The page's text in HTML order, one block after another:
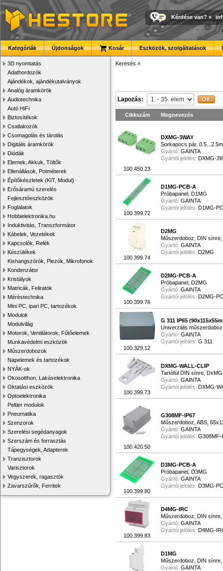
Kérdése van? »
Kategóriák Újdonságok Kosár Eszközök, szolgáltatások
3D nyomtatás
Adathordozók
Ajándékok, ajándékutalványok
Analóg áramkörök
Audiotechnika
Autó HiFi
Biztosítékok
Csatlakozók
Csomagolás és tárolás
Digitális áramkörök
Diódák
Elemek, Akkuk, Töltők
Ellenállások, Potméterek
Építőkészletek (KIT, Modul)
Erősáramú szerelés
Fejlesztőeszközök
Foglalatok
Hobbielektronika.hu
Induktivitás, Transzformátor
Kábelek, Vezetékek
Kapcsolók, Relék
Készülékek
Kishangszórók, Piezók, Mikrofonok
Kondenzátor
Kristályok
Matricák, Feliratok
Méréstechnika
Mini PC, ipari PC, tartozékok
Modulok
Modulvilág
Motorok, Ventilátorok, Fűtőelemek
Munkavédelmi eszközök
Műszerdobozok
Napelemek és tartozékok
NYÁK-ok
Okosotthon, Lakáselektronika
Oktatási eszközök
Optoelektronika
Peltier modulok
Pneumatika
Szenzorok
Szerelési segédanyagok
Szerszám és forrasztás
Tápegységek, Adapterek
Tranzisztorok
Varisztorok
Vegyszerek, ragasztók
Zavarszűrők, Ferritek
Keresés »
Lapozás:
Cikkszám Megnevezés
100.450.23
DXMG-3WAY
Sorkapocs pár,
Gyártó: GAINTA
Gyártói jelölés: DXMG-
100.399.72
D1MG-PCB-A
Próbapanel, D1MG
Gyártó: GAINTA
Gyártói jelölés: D1MG-
100.399.74
D2MG
Műszerdoboz, DIN
Gyártó: GAINTA
Gyártói jelölés: D2MG
100.399.76
D2MG-PCB-A
Próbapanel, D2MG
Gyártó: GAINTA
Gyártói jelölés: D2MG-
100.329.12
G 311 IP65
Univerzális
Gyártó: GAINTA
Gyártói jelölés: G 311
100.399.73
DXMG-WALL-CLIP
Tartófül DIN sínre,
Gyártó: GAINTA
Gyártói jelölés: DXMG-
100.420.50
G308MF-IP67
Műszerdoboz, ABS,
Gyártó: GAINTA
Gyártói jelölés: G308MF-
100.399.80
D3MG-PCB-A
Próbapanel, D3MG
Gyártó: GAINTA
Gyártói jelölés: D3MG-
100.399.83
D4MG-IRC
Műszerdoboz, DIN
Gyártó: GAINTA
Gyártói jelölés: D4MG-
D1MG
Műszerdoboz, DIN
Gyártó: GAINTA